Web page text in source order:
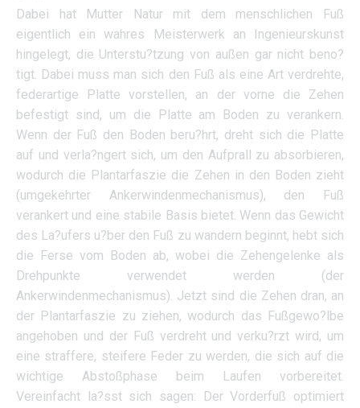
Dabei hat Mutter Natur mit dem menschlichen Fuß
eigentlich ein wahres Meisterwerk an Ingenieurskunst
hingelegt, die Unterstu?tzung von außen gar nicht beno?
tigt. Dabei muss man sich den Fuß als eine Art verdrehte,
federartige Platte vorstellen, an der vorne die Zehen
befestigt sind, um die Platte am Boden zu verankern.
Wenn der Fuß den Boden beru?hrt, dreht sich die Platte
auf und verla?ngert sich, um den Aufprall zu absorbieren,
wodurch die Plantarfaszie die Zehen in den Boden zieht
(umgekehrter Ankerwindenmechanismus), den Fuß
verankert und eine stabile Basis bietet. Wenn das Gewicht
des La?ufers u?ber den Fuß zu wandern beginnt, hebt sich
die Ferse vom Boden ab, wobei die Zehengelenke als
Drehpunkte verwendet werden (der
Ankerwindenmechanismus). Jetzt sind die Zehen dran, an
der Plantarfaszie zu ziehen, wodurch das Fußgewo?lbe
angehoben und der Fuß verdreht und verku?rzt wird, um
eine straffere, steifere Feder zu werden, die sich auf die
wichtige Abstoßphase beim Laufen vorbereitet.
Vereinfacht la?sst sich sagen: Der Vorderfuß optimiert